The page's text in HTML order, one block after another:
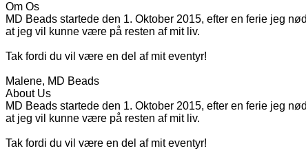
Om Os
MD Beads startede den 1. Oktober 2015, efter en ferie jeg
at jeg vil kunne være på resten af mit liv.
Tak fordi du vil være en del af mit eventyr!
Malene, MD Beads
About Us
MD Beads startede den 1. Oktober 2015, efter en ferie jeg
at jeg vil kunne være på resten af mit liv.
Tak fordi du vil være en del af mit eventyr!